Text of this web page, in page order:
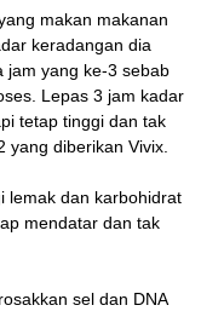
makan makanan
keradangan dia
jam yang ke-3 sebab
Lepas 3 jam kadar
tetap tinggi dan tak
yang diberikan Vivix.
lemak dan karbohidrat
mendatar dan tak
sel dan DNA